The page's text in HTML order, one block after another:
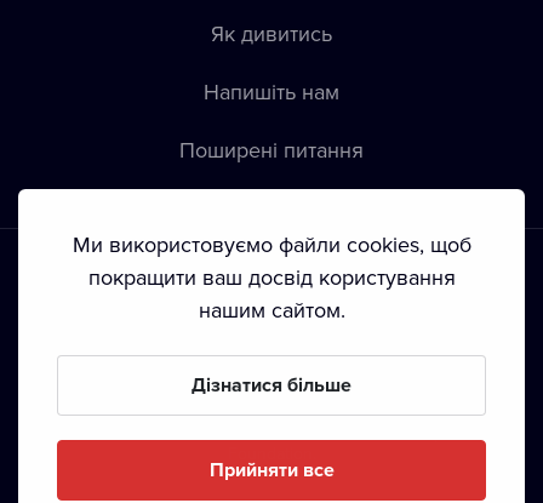
Як дивитись
Напишіть нам
Пoширені питання
Положення й умови • Конфіденційність • Автoрські права
Ми використовуємо файли cookies, щоб
покращити ваш досвід користування
нашим сайтом.
Дізнатися більше
Прийняти все